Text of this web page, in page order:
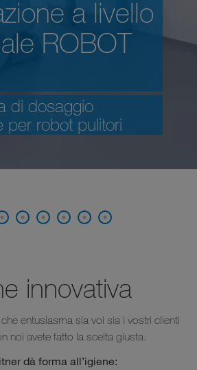
a livello
ROBOT
di dosaggio
per robot pulitori
innovativa
entusiasma sia voi sia i vostri clienti
noi avete fatto la scelta giusta.
dà forma all’igiene: